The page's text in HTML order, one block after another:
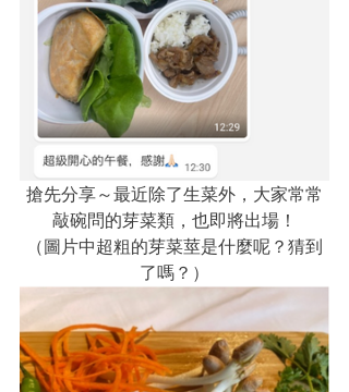
搶先分享～最近除了生菜外，大家常常
敲碗問的芽菜類，也即將出場！
（圖片中超粗的芽菜莖是什麼呢？猜到
了嗎？）